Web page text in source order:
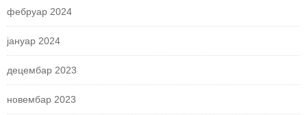
фебруар 2024
јануар 2024
децембар 2023
новембар 2023